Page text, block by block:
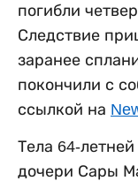
погибли
Следствие
заранее
покончили с
ссылкой на
Тела 64-
дочери Сары